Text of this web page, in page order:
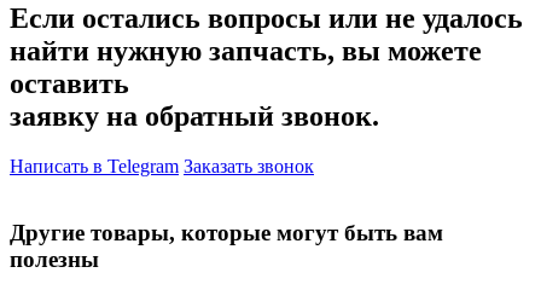
Если остались вопросы или не удалось
найти нужную запчасть, вы можете
оставить
заявку на обратный звонок.
Написать в Telegram Заказать звонок
Другие товары, которые могут быть вам
полезны